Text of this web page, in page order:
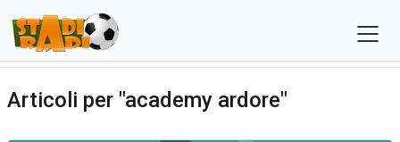
Articoli per "academy ardore"